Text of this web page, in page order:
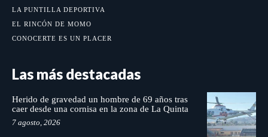
LA PUNTILLA DEPORTIVA
EL RINCÓN DE MOMO
CONOCERTE ES UN PLACER
Las más destacadas
Herido de gravedad un hombre de 69 años tras
caer desde una cornisa en la zona de La Quinta
7 agosto, 2026